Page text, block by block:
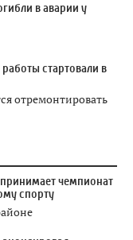
в аварии у
стартовали в
отремонтировать
чемпионат
спорту